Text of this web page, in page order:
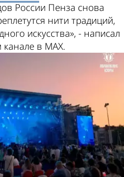
России Пенза снова
нити традиций,
искусства», - написал
в MAX.